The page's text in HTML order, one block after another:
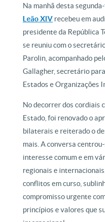
Na manhã desta
Leão XIV recebeu em
presidente da República
se reuniu com o
Parolin, acompanhado
Gallagher, secretário
Estados e Organizações
No decorrer dos cordiais
Estado, foi renovado o
bilaterais e reiterado o
mais. A conversa
interesse comum e em
regionais e
conflitos em curso,
compromisso urgente
princípios e valores que